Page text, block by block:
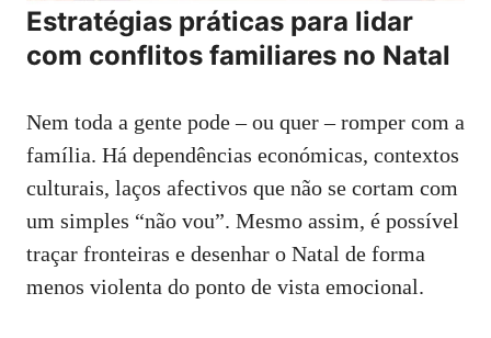
Estratégias práticas para lidar
com conflitos familiares no Natal
Nem toda a gente pode – ou quer – romper com a
família. Há dependências económicas, contextos
culturais, laços afectivos que não se cortam com
um simples “não vou”. Mesmo assim, é possível
traçar fronteiras e desenhar o Natal de forma
menos violenta do ponto de vista emocional.